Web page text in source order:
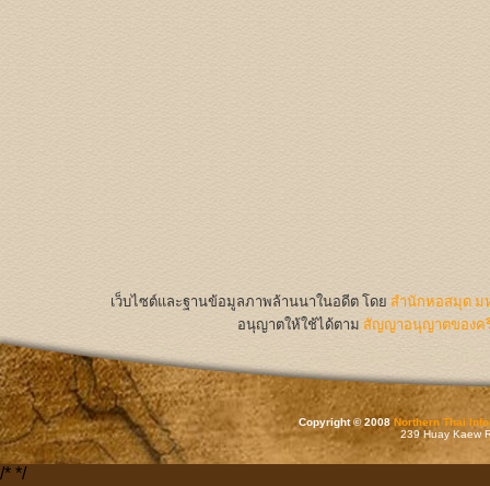
เว็บไซต์และฐานข้อมูลภาพล้านนาในอดีต โดย สำนักหอสมุด ม
อนุญาตให้ใช้ได้ตาม สัญญาอนุญาตของค
Copyright © 2008Northern Thai
239 Huay Kaew
/* */